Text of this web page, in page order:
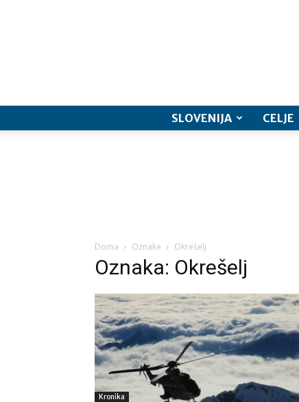
SLOVENIJA CELJE
Doma Oznake Okrešelj
Oznaka: Okrešelj
Kronika